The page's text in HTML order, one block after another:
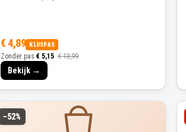
€ 4,89 KLUSPAS
Zonder pas € 5,15 € 13,99
Bekijk →
−52%